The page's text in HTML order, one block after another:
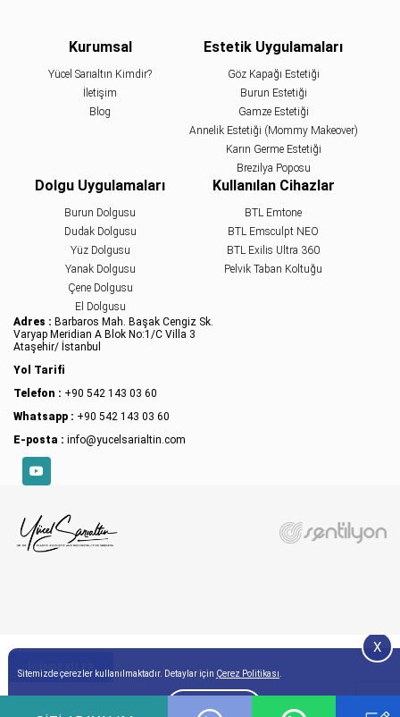
Kurumsal
Yücel Sarıaltın Kimdir?
İletişim
Blog
Estetik Uygulamaları
Göz Kapağı Estetiği
Burun Estetiği
Gamze Estetiği
Annelik Estetiği (Mommy Makeover)
Karın Germe Estetiği
Brezilya Poposu
Dolgu Uygulamaları
Burun Dolgusu
Dudak Dolgusu
Yüz Dolgusu
Yanak Dolgusu
Çene Dolgusu
El Dolgusu
Kullanılan Cihazlar
BTL Emtone
BTL Emsculpt NEO
BTL Exilis Ultra 360
Pelvik Taban Koltuğu
Adres : Barbaros Mah. Başak Cengiz Sk.
Varyap Meridian A Blok No:1/C Villa 3
Ataşehir/ İstanbul
Yol Tarifi
Telefon : +90 542 143 03 60
Whatsapp : +90 542 143 03 60
E-posta : info@yucelsarialtin.com
YouTube
Sitemizde çerezler kullanılmaktadır. Detaylar için Çerez Politikası
Onay
X